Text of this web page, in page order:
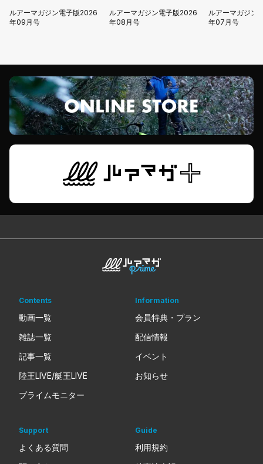
ルアーマガジン電子版2026
年09月号
ルアーマガジン電子版2026
年08月号
ルアーマガジン
年07月号
Contents
動画一覧
雑誌一覧
記事一覧
陸王LIVE/艇王LIVE
プライムモニター
Information
会員特典・プラン
配信情報
イベント
お知らせ
Support
よくある質問
Guide
利用規約